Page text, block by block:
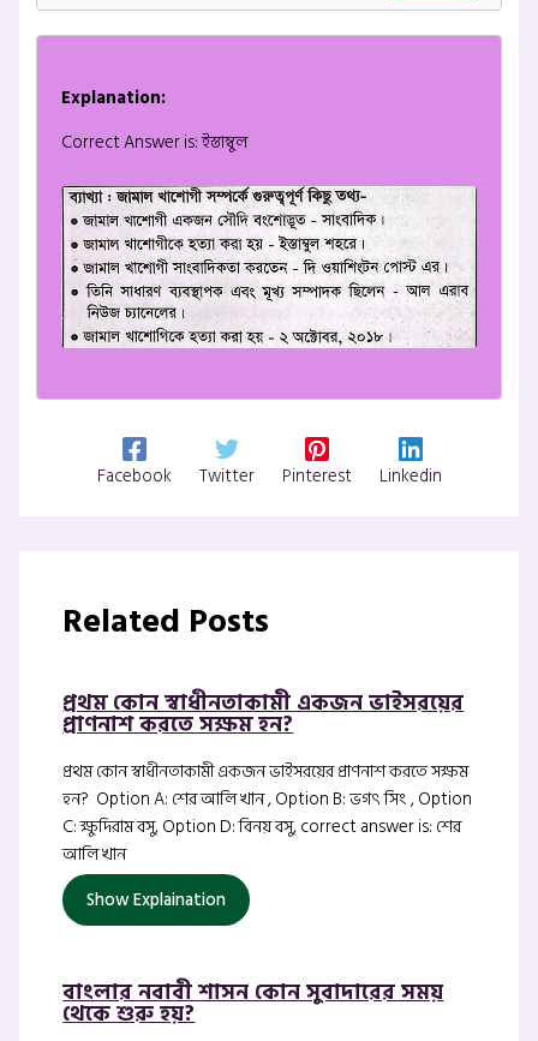
Explanation:
Correct Answer is: ইস্তাম্বুল
Facebook Twitter Pinterest Linkedin
Related Posts
প্রথম কোন স্বাধীনতাকামী একজন ভাইসরয়ের
প্রাণনাশ করতে সক্ষম হন?
প্রথম কোন স্বাধীনতাকামী একজন ভাইসরয়ের প্রাণনাশ করতে সক্ষম
হন? Option A: শের আলি খান , Option B: ভগৎ সিং , Option
C: ক্ষুদিরাম বসু, Option D: বিনয় বসু, correct answer is: শের
আলি খান
Show Explaination
বাংলার নবাবী শাসন কোন সুবাদারের সময়
থেকে শুরু হয়?